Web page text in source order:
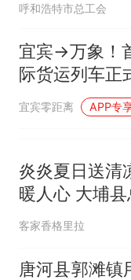
呼和浩特市总工会
宜宾→万象！
际货运列车正
宜宾零距离 APP专
炎炎夏日送清
暖人心 大埔县
2026年“送清
客家香格里拉
唐河县郭滩镇